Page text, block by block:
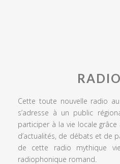
Cette toute nouvelle radio
s’adresse à un public
participer à la vie locale
d’actualités, de débats et de
de cette radio mythique
radiophonique romand.